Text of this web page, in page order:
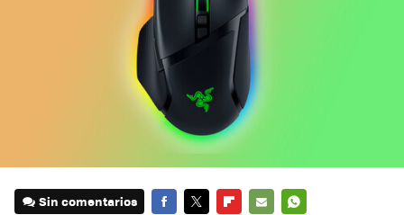
Sin comentarios